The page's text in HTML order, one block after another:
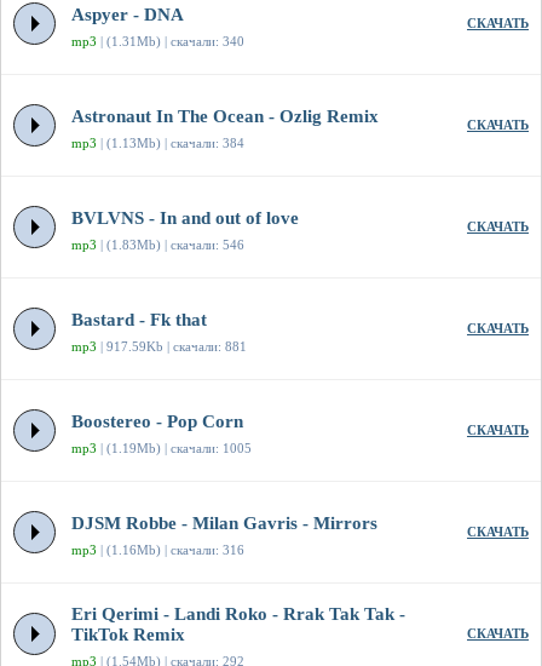
Aspyer - DNA
mp3 | (1.31Mb) | скачали: 340
СКАЧАТЬ
Astronaut In The Ocean - Ozlig Remix
mp3 | (1.13Mb) | скачали: 384
СКАЧАТЬ
BVLVNS - In and out of love
mp3 | (1.83Mb) | скачали: 546
СКАЧАТЬ
Bastard - Fk that
mp3 | 917.59Kb | скачали: 881
СКАЧАТЬ
Boostereo - Pop Corn
mp3 | (1.19Mb) | скачали: 1005
СКАЧАТЬ
DJSM Robbe - Milan Gavris - Mirrors
mp3 | (1.16Mb) | скачали: 316
СКАЧАТЬ
Eri Qerimi - Landi Roko - Rrak Tak Tak -
TikTok Remix
mp3 | (1.54Mb) | скачали: 292
СКАЧАТЬ